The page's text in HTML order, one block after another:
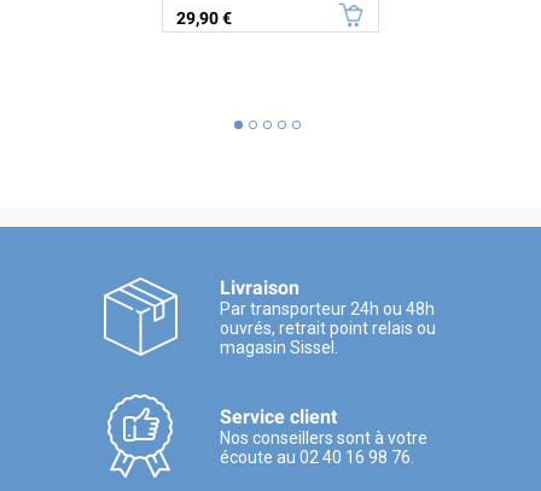
Prix
29,90 €
Livraison
Par transporteur 24h ou 48h
ouvrés, retrait point relais ou
magasin Sissel.
Service client
Nos conseillers sont à votre
écoute au 02 40 16 98 76.